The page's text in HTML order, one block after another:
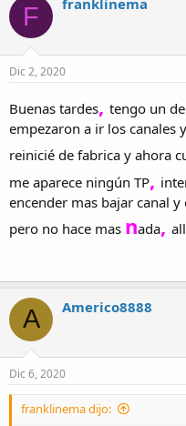
t
o
n
s
F franklinema
Dic 2, 2020
Buenas tardes, tengo un
empezaron a ir los canales
reinicié de fabrica y ahora
me aparece ningún TP,
encender mas bajar canal y
pero no hace mas nada,
A Americo8888
Dic 6, 2020
franklinema dijo: